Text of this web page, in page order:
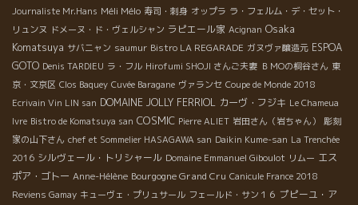
Journaliste Mr.Hans Méli Mélo 寿司・刺身 オップラ ラ・フェルム・デ・セット・
リュンヌ ドメーヌ・ド・ヴェルシャン ラピエール家 Acignan Osaka
Komatsuya サバニャン saumur Bistro LA REGARADE ガヌヴァ醸造元 ESPOA
GOTO Denis TARDIEU ラ・フル Hirofumi SHOJI さんご夫妻 ＢＭОの桐谷さん 東
京・文京区 Clos Baquey Cuvée Baragane ヴァランセ Coupe de Monde 2018
Ecrivain Vin LIN san DOMAINE JOLLY FERRIOL カーヴ・フジキ Le Chameua
Ivre Bistro de Komatsuya san COSMIC Pierre ALIET 岩田さん（岩ちゃん）
彫刻
家の山下さん chef et Sommelier HASAGAWA san Daikin Kume-san La Trenchée
2016 シルヴェール・トリシャール Domaine Emmanuel Giboulot リムー エス
ポア・ゴトー Anne-Hélène Bourgogne Grand Cru Canicule France 2018
Reviens Gamay キューヴェ・プリュサール フェールド・サン１６ プピーユ・ア